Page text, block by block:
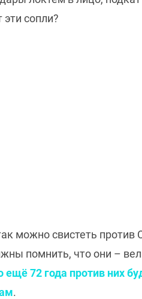
сопли?
можно свистеть против
помнить, что они –
ещё 72 года против них
.